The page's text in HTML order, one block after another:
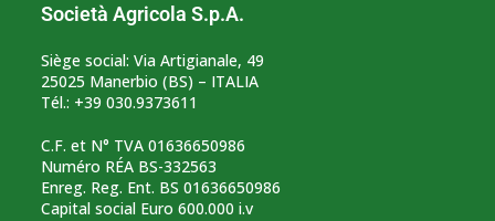
Società Agricola S.p.A.
Siège social: Via Artigianale, 49
25025 Manerbio (BS) – ITALIA
Tél.: +39 030.9373611
C.F. et N° TVA 01636650986
Numéro RÉA BS-332563
Enreg. Reg. Ent. BS 01636650986
Capital social Euro 600.000 i.v